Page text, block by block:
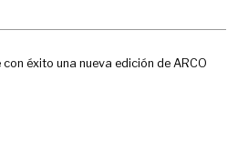
éxito una nueva edición de ARCO